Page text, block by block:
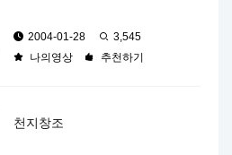
2004-01-28
3,545
나의영상
추천하기
천지창조